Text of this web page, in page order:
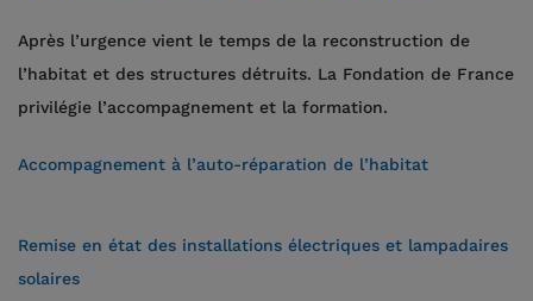
Après l’urgence vient le temps de la reconstruction de
l’habitat et des structures détruits. La Fondation de France
privilégie l’accompagnement et la formation.
Accompagnement à l’auto-réparation de l’habitat
Remise en état des installations électriques et lampadaires
solaires